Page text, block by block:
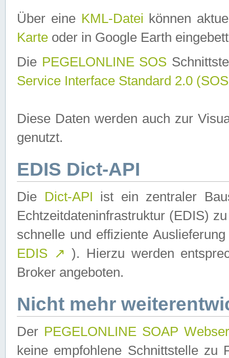
Über eine KML-Datei können
Karte oder in Google Earth
Die PEGELONLINE SOS
Service Interface Standard 2.0
Diese Daten werden auch zur
genutzt.
EDIS Dict-API
Die Dict-API ist ein zentraler
Echtzeitdateninfrastruktur (EDIS)
schnelle und effiziente
EDIS ↗ ). Hierzu werden
Broker angeboten.
Nicht mehr
Der PEGELONLINE SOAP
keine empfohlene Schnittstelle zu